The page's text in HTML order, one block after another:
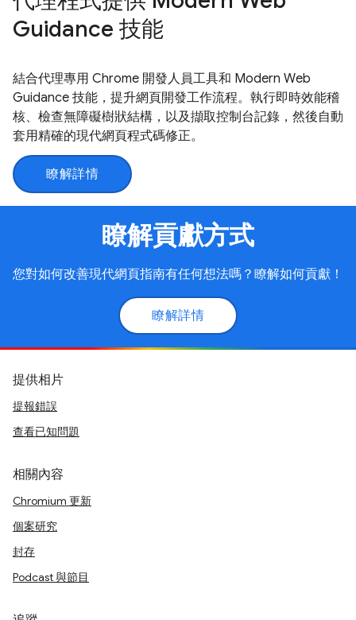
Guidance 技能
結合代理專用 Chrome 開發人員工具和 Modern Web
Guidance 技能，提升網頁開發工作流程。執行即時效能稽
核、檢查無障礙樹狀結構，以及擷取控制台記錄，然後自動
套用精確的現代網頁程式碼修正。
瞭解詳情
瞭解貢獻方式
您對如何改善現代網頁指南有任何想法嗎？瞭解如何貢獻！
瞭解詳情
提供相片
提報錯誤
查看已知問題
相關內容
Chromium 更新
個案研究
封存
Podcast 與節目